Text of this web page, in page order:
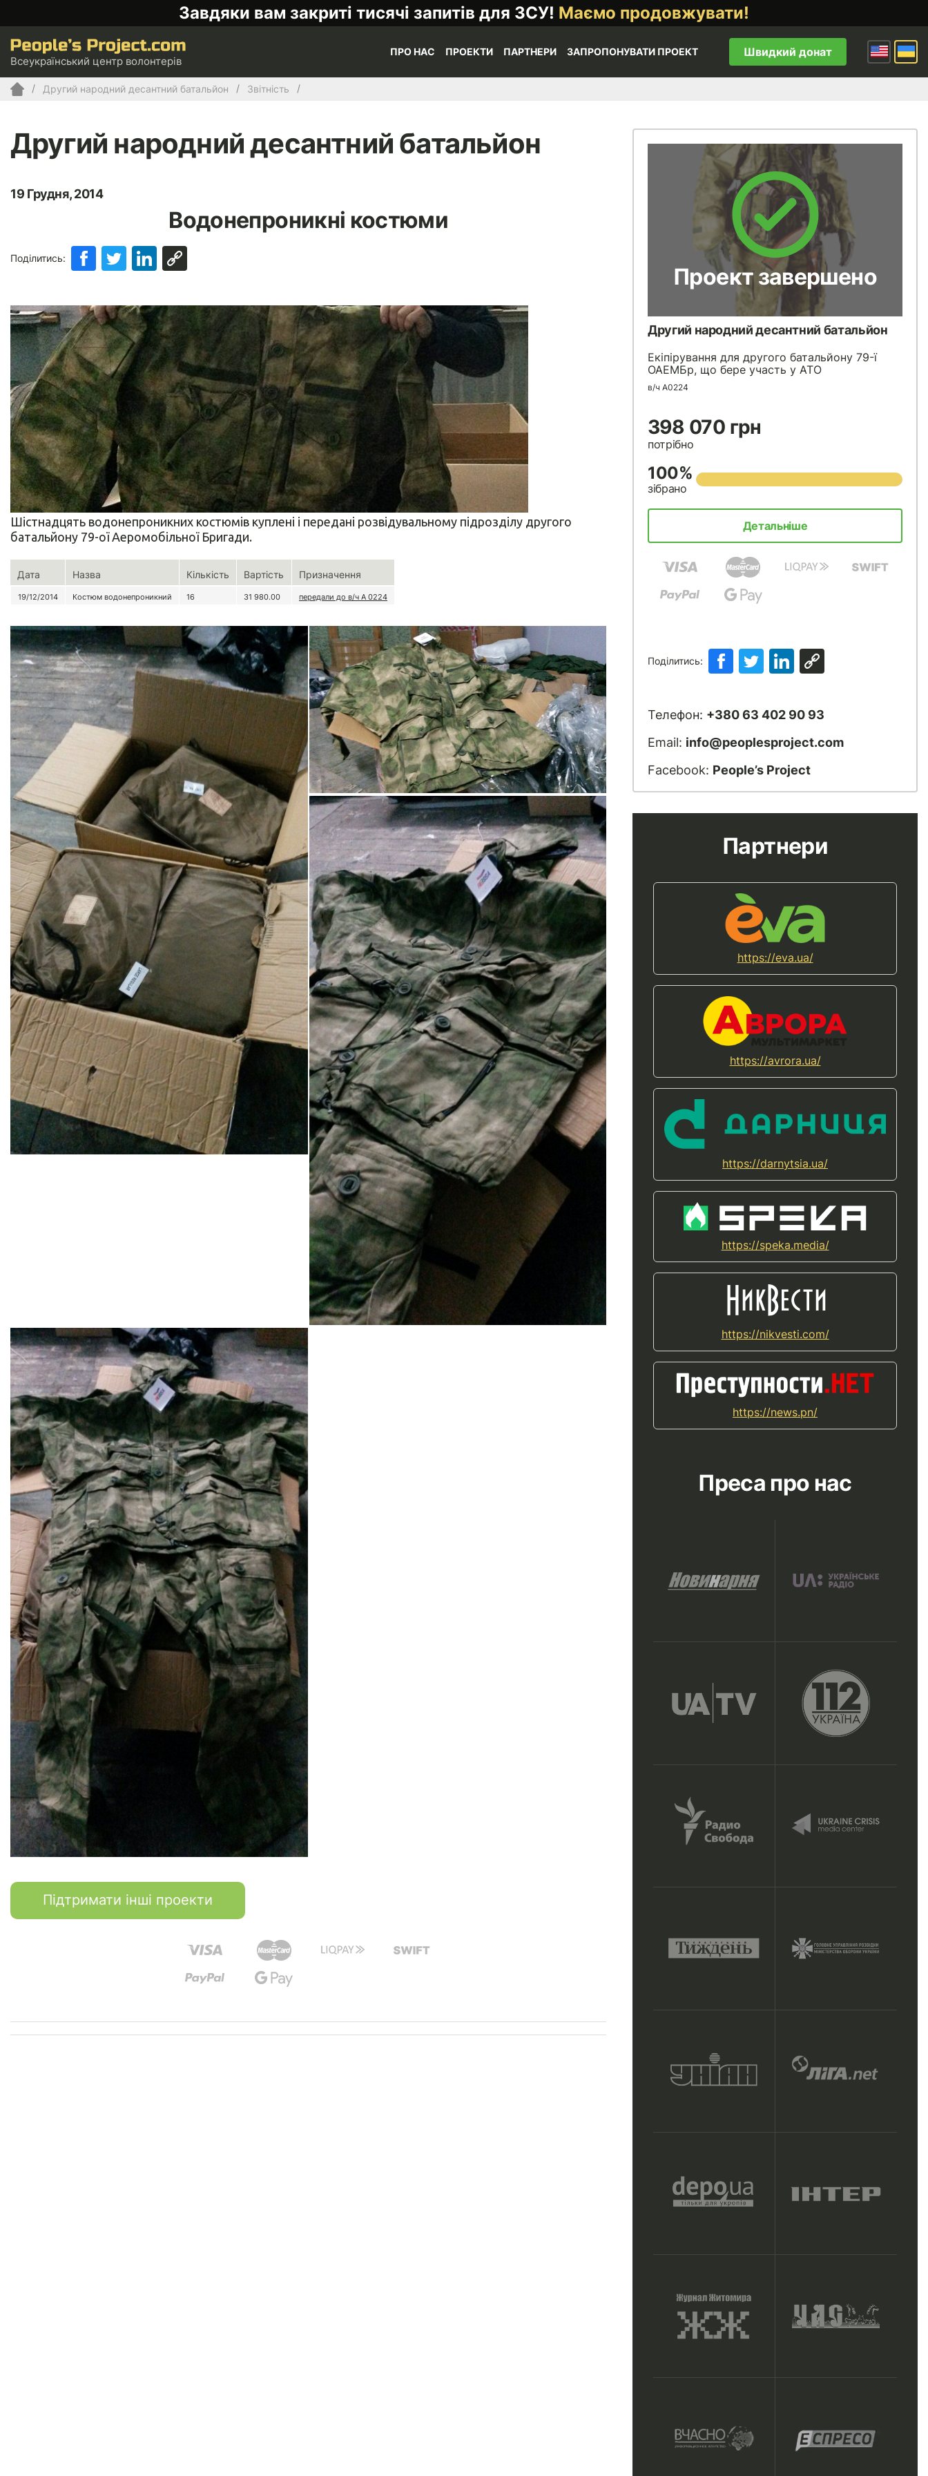
Завдяки вам закриті тисячі запитів для ЗСУ! Маємо продовжувати!
Всеукраїнський центр волонтерів
ПРО НАС ПРОЕКТИ ПАРТНЕРИ ЗАПРОПОНУВАТИ ПРОЕКТ Швидкий донат
Другий народний десантний батальйон Звітність
Другий народний десантний батальйон
19 Грудня, 2014
Водонепроникні костюми
Поділитись:
Шістнадцять водонепроникних костюмів куплені і передані розвідувальному підрозділу другого
батальйону 79-ої Аеромобільної Бригади.
Дата Назва Кількість Вартість Призначення
19/12/2014 Костюм водонепроникний 16 31 980.00 передали до в/ч А 0224
Підтримати інші проекти
Проект завершено
Другий народний десантний батальйон
Екіпірування для другого батальйону 79-ї
ОАЕМБр, що бере участь у АТО
в/ч А0224
398 070 грн
потрібно
100%
зібрано
Детальніше
Поділитись:
Телефон: +380 63 402 90 93
Email: info@peoplesproject.com
Facebook: People’s Project
Партнери
https://eva.ua/
https://avrora.ua/
https://darnytsia.ua/
https://speka.media/
https://nikvesti.com/
https://news.pn/
Преса про нас